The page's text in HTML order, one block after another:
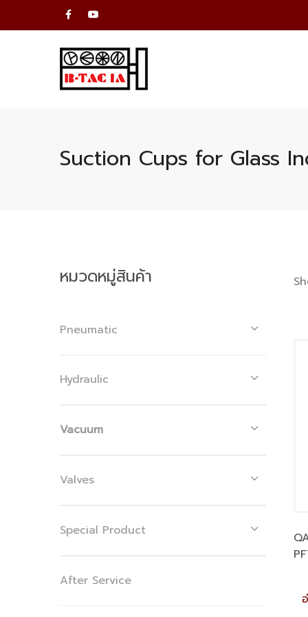
Suction Cups for Glass
หมวดหมู่สินค้า
Pneumatic
Hydraulic
Vacuum
Valves
Special Product
After Service